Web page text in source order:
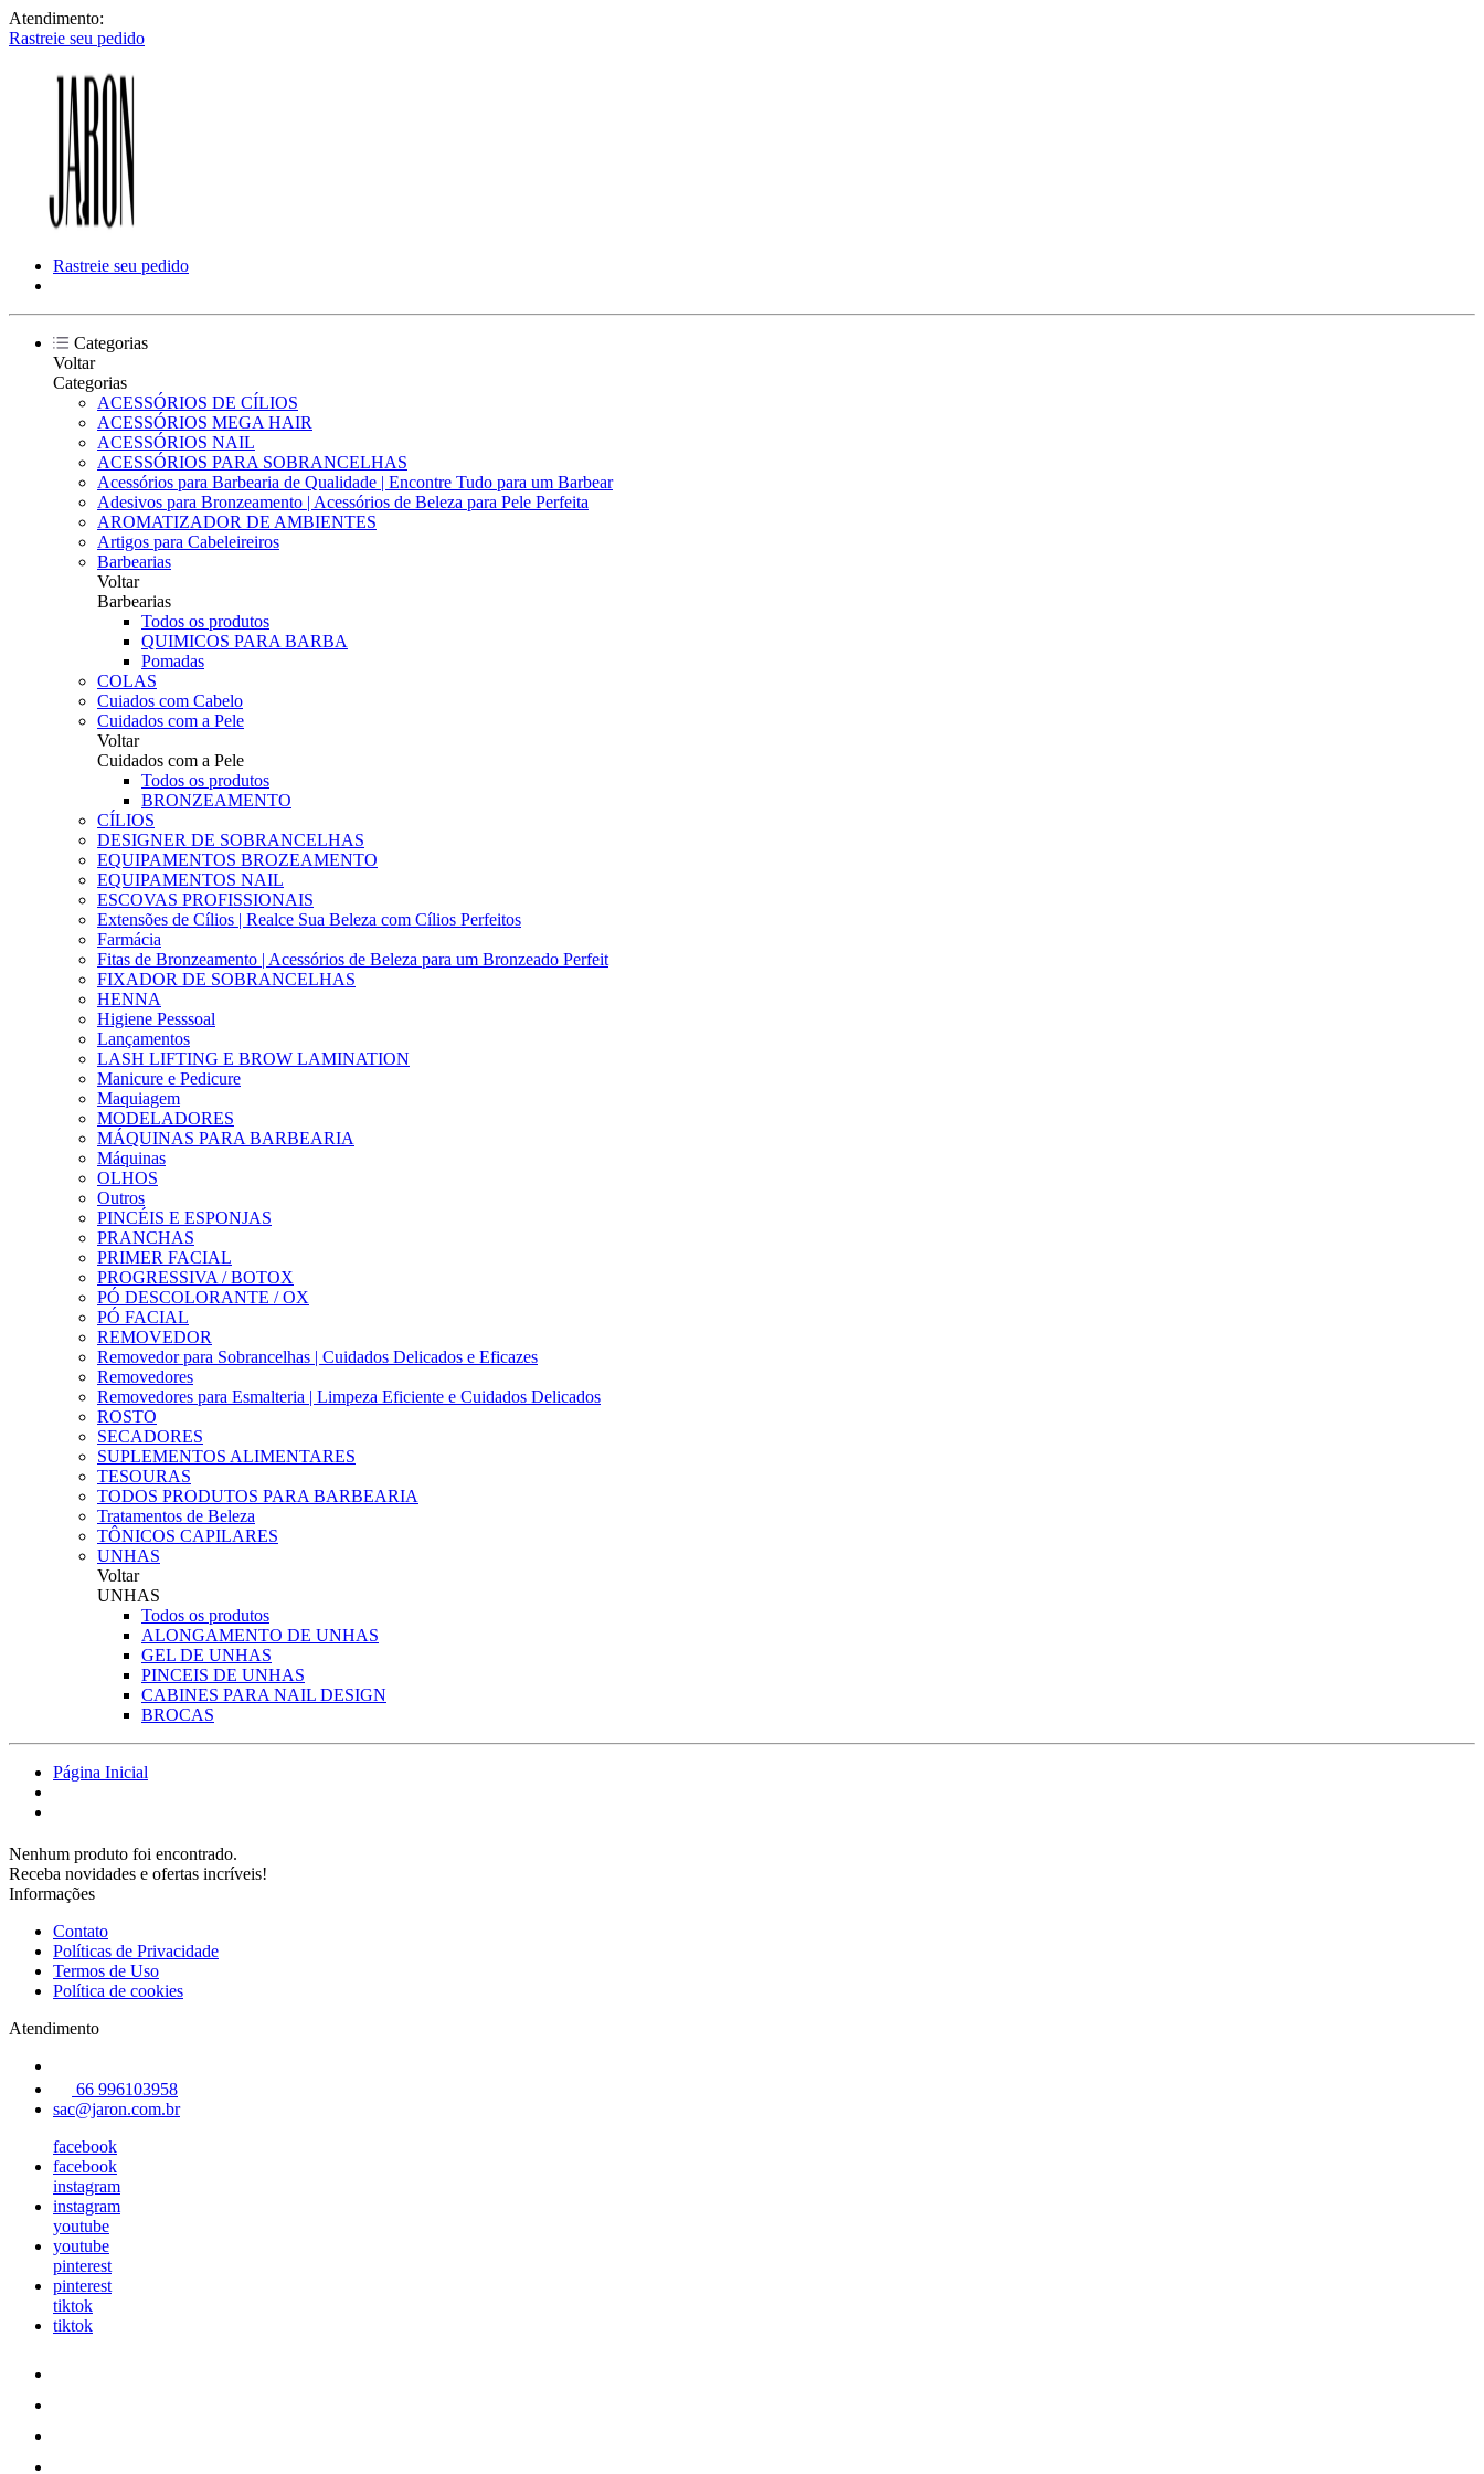
Atendimento:
Rastreie seu pedido
Rastreie seu pedido
Categorias
Voltar
Categorias
ACESSÓRIOS DE CÍLIOS
ACESSÓRIOS MEGA HAIR
ACESSÓRIOS NAIL
ACESSÓRIOS PARA SOBRANCELHAS
Acessórios para Barbearia de Qualidade | Encontre Tudo para um Barbear
Adesivos para Bronzeamento | Acessórios de Beleza para Pele Perfeita
AROMATIZADOR DE AMBIENTES
Artigos para Cabeleireiros
Barbearias
Voltar
Barbearias
Todos os produtos
QUIMICOS PARA BARBA
Pomadas
COLAS
Cuiados com Cabelo
Cuidados com a Pele
Voltar
Cuidados com a Pele
Todos os produtos
BRONZEAMENTO
CÍLIOS
DESIGNER DE SOBRANCELHAS
EQUIPAMENTOS BROZEAMENTO
EQUIPAMENTOS NAIL
ESCOVAS PROFISSIONAIS
Extensões de Cílios | Realce Sua Beleza com Cílios Perfeitos
Farmácia
Fitas de Bronzeamento | Acessórios de Beleza para um Bronzeado Perfeit
FIXADOR DE SOBRANCELHAS
HENNA
Higiene Pesssoal
Lançamentos
LASH LIFTING E BROW LAMINATION
Manicure e Pedicure
Maquiagem
MODELADORES
MÁQUINAS PARA BARBEARIA
Máquinas
OLHOS
Outros
PINCÉIS E ESPONJAS
PRANCHAS
PRIMER FACIAL
PROGRESSIVA / BOTOX
PÓ DESCOLORANTE / OX
PÓ FACIAL
REMOVEDOR
Removedor para Sobrancelhas | Cuidados Delicados e Eficazes
Removedores
Removedores para Esmalteria | Limpeza Eficiente e Cuidados Delicados
ROSTO
SECADORES
SUPLEMENTOS ALIMENTARES
TESOURAS
TODOS PRODUTOS PARA BARBEARIA
Tratamentos de Beleza
TÔNICOS CAPILARES
UNHAS
Voltar
UNHAS
Todos os produtos
ALONGAMENTO DE UNHAS
GEL DE UNHAS
PINCEIS DE UNHAS
CABINES PARA NAIL DESIGN
BROCAS
Página Inicial
Nenhum produto foi encontrado.
Receba novidades e ofertas incríveis!
Informações
Contato
Políticas de Privacidade
Termos de Uso
Política de cookies
Atendimento
66 996103958
sac@jaron.com.br
facebook
facebook
instagram
instagram
youtube
youtube
pinterest
pinterest
tiktok
tiktok